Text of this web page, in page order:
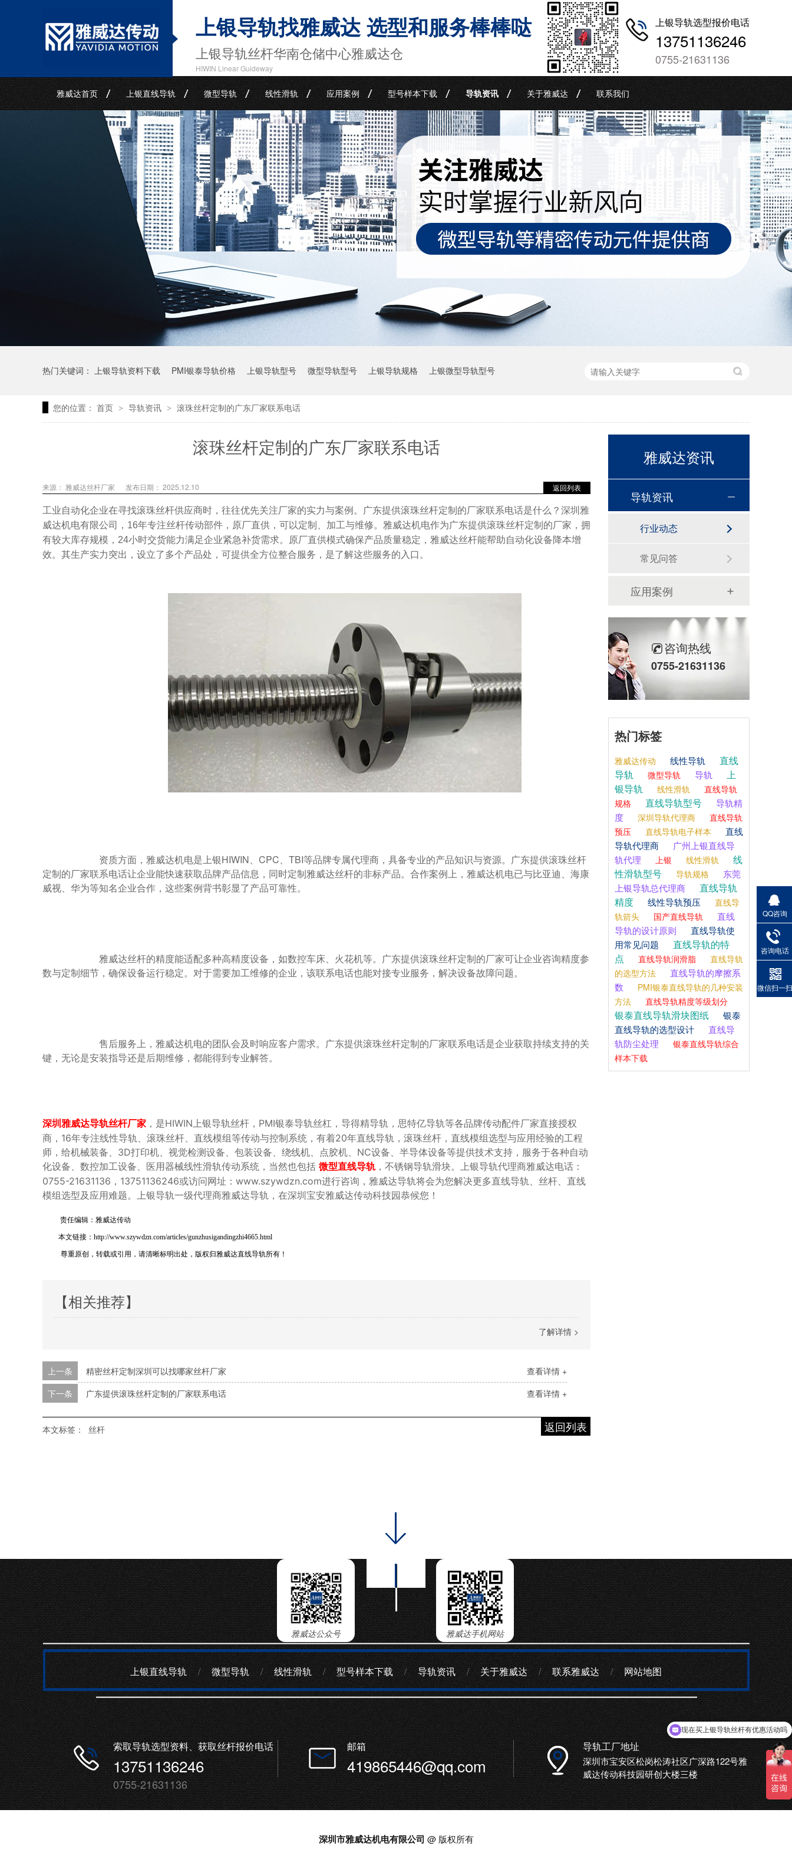
上银导轨找雅威达 选型和服务棒棒哒
上银导轨丝杆华南仓储中心雅威达仓
HIWIN Linear Guideway
上银导轨选型报价电话
13751136246
0755-21631136
雅威达首页 上银直线导轨 微型导轨 线性滑轨 应用案例 型号样本下载 导轨资讯 关于雅威达 联系我们
热门关键词： 上银导轨资料下载 PMI银泰导轨价格 上银导轨型号 微型导轨型号 上银导轨规格 上银微型导轨型号
您的位置： 首页 > 导轨资讯 > 滚珠丝杆定制的广东厂家联系电话
滚珠丝杆定制的广东厂家联系电话
返回列表
来源： 雅威达丝杆厂家 发布日期： 2025.12.10
工业自动化企业在寻找滚珠丝杆供应商时，往往优先关注厂家的实力与案例。广东提供滚珠丝杆定制的厂家联系电话是什么？深圳雅
威达机电有限公司，16年专注丝杆传动部件，原厂直供，可以定制、加工与维修。雅威达机电作为广东提供滚珠丝杆定制的厂家，拥
有较大库存规模，24小时交货能力满足企业紧急补货需求。原厂直供模式确保产品质量稳定，雅威达丝杆能帮助自动化设备降本增
效。其生产实力突出，设立了多个产品处，可提供全方位整合服务，是了解这些服务的入口。
定制的厂家联系电话让企业能快速获取品牌产品信息，同时定制雅威达丝杆的非标产品。合作案例上，雅威达机电已与比亚迪、海康
威视、华为等知名企业合作，这些案例背书彰显了产品可靠性。
数与定制细节，确保设备运行稳定。对于需要加工维修的企业，该联系电话也能对接专业服务，解决设备故障问题。
键，无论是安装指导还是后期维修，都能得到专业解答。
深圳雅威达导轨丝杆厂家 ，是HIWIN上银导轨丝杆，PMI银泰导轨丝杠，导得精导轨，思特亿导轨等各品牌传动配件厂家直接授权
商，16年专注线性导轨、滚珠丝杆、直线模组等传动与控制系统，有着20年直线导轨，滚珠丝杆，直线模组选型与应用经验的工程
师，给机械装备、3D打印机、视觉检测设备、包装设备、绕线机、点胶机、NC设备、半导体设备等提供技术支持，服务于各种自动
化设备、数控加工设备、医用器械线性滑轨传动系统，当然也包括 微型直线导轨，不锈钢导轨滑块。上银导轨代理商雅威达电话：
0755-21631136，13751136246或访问网址：www.szywdzn.com进行咨询，雅威达导轨将会为您解决更多直线导轨、丝杆、直线
模组选型及应用难题。上银导轨一级代理商雅威达导轨，在深圳宝安雅威达传动科技园恭候您！
责任编辑：雅威达传动
本文链接：http://www.szywdzn.com/articles/gunzhusigandingzhi4665.html
尊重原创，转载或引用，请清晰标明出处，版权归雅威达直线导轨所有！
【相关推荐】
了解详情 >
查看详情 +
上一条
精密丝杆定制深圳可以找哪家丝杆厂家
查看详情 +
下一条 广东提供滚珠丝杆定制的厂家联系电话
返回列表
本文标签： 丝杆
雅威达资讯
导轨资讯
行业动态
常见问答
应用案例
咨询热线
0755-21631136
热门标签
雅威达传动 线性导轨
直线
导轨
微型导轨 导轨
上
银导轨
线性滑轨
直线导轨
规格
直线导轨型号
导轨精
度
深圳导轨代理商
直线导轨
预压
直线导轨电子样本
直线
导轨代理商
广州上银直线导
轨代理
上银 线性滑轨
线
性滑轨型号
导轨规格
东莞
上银导轨总代理商
直线导轨
精度
线性导轨预压
直线导
轨箭头
国产直线导轨
直线
导轨的设计原则
直线导轨使
用常见问题
直线导轨的特
点
直线导轨润滑脂
直线导轨
的选型方法
直线导轨的摩擦系
数
PMI银泰直线导轨的几种安装
方法
直线导轨精度等级划分
银泰直线导轨滑块图纸
银泰
直线导轨的选型设计
直线导
轨防尘处理
银泰直线导轨综合
样本下载
雅威达手机网站
雅威达公众号
上银直线导轨 / 微型导轨 / 线性滑轨 / 型号样本下载 / 导轨资讯 / 关于雅威达 / 联系雅威达 / 网站地图
索取导轨选型资料、获取丝杆报价电话
13751136246
0755-21631136
邮箱
419865446@qq.com
导轨工厂地址
深圳市宝安区松岗松涛社区广深路122号雅
威达传动科技园研创大楼三楼
深圳市雅威达机电有限公司 @ 版权所有
QQ咨询
咨询电话
微信扫一扫
可以介绍下你们的导轨丝杆么
现在买上银导轨丝杆有优惠活动吗